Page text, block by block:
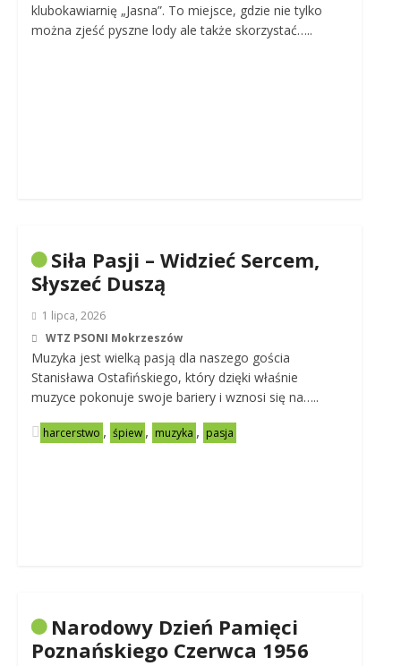
klubokawiarnię „Jasna”. To miejsce, gdzie nie tylko
można zjeść pyszne lody ale także skorzystać…..
Siła Pasji – Widzieć Sercem,
Słyszeć Duszą
1 lipca, 2026
WTZ PSONI Mokrzeszów
Muzyka jest wielką pasją dla naszego gościa
Stanisława Ostafińskiego, który dzięki właśnie
muzyce pokonuje swoje bariery i wznosi się na…..
harcerstwo , śpiew , muzyka , pasja
Narodowy Dzień Pamięci
Poznańskiego Czerwca 1956